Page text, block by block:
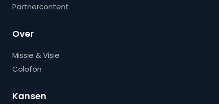
Partnercontent
Over
Missie & Visie
Colofon
Kansen